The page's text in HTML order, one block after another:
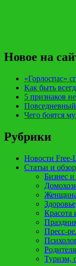
Новое на
«Горлоспас»
Как быть
5 признаков
Чего боятся
Рубрики
Новости Free-
Статьи и
Бизнес
Красота
Пресс-
Туризм,